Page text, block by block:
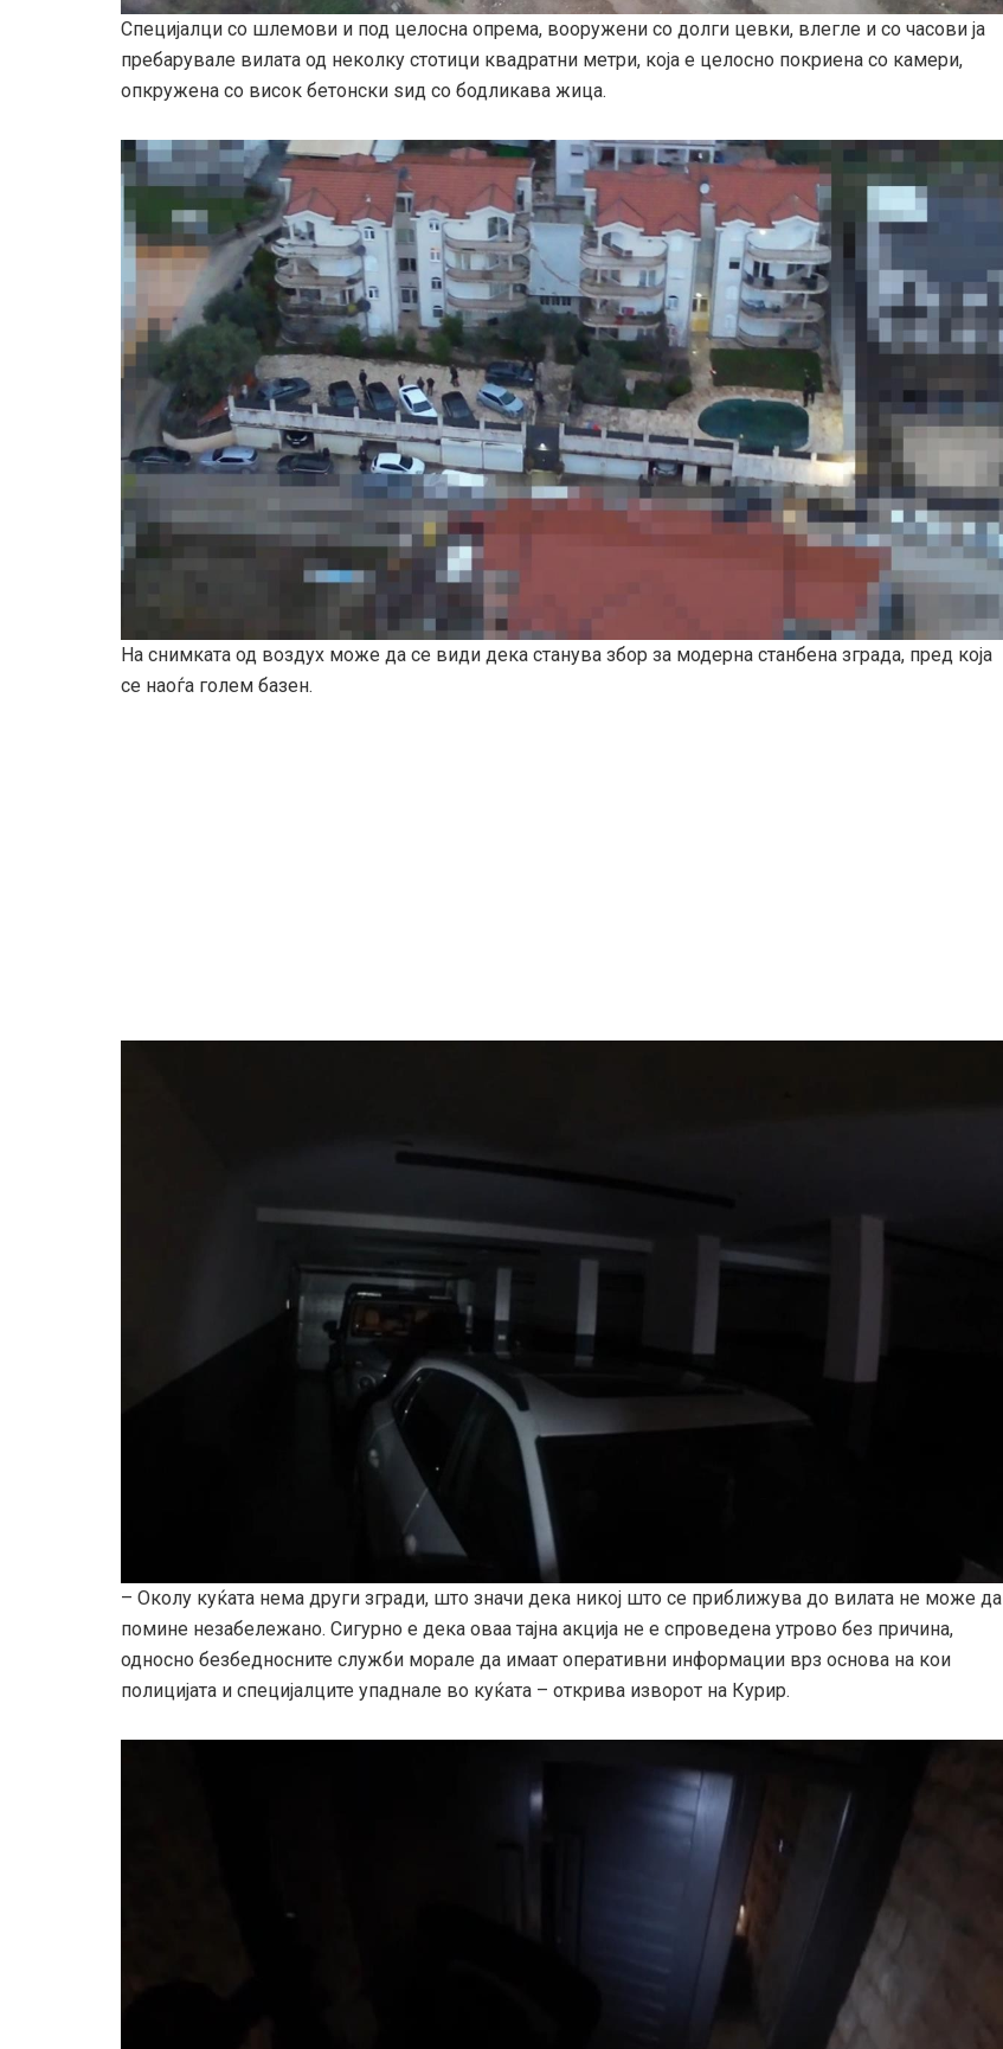
Специјалци со шлемови и под целосна опрема, вооружени со долги цевки, влегле и со часови ја
пребарувале вилата од неколку стотици квадратни метри, која е целосно покриена со камери,
опкружена со висок бетонски ѕид со бодликава жица.
На снимката од воздух може да се види дека станува збор за модерна станбена зграда, пред која
се наоѓа голем базен.
– Околу куќата нема други згради, што значи дека никој што се приближува до вилата не може да
помине незабележано. Сигурно е дека оваа тајна акција не е спроведена утрово без причина,
односно безбедносните служби морале да имаат оперативни информации врз основа на кои
полицијата и специјалците упаднале во куќата – открива изворот на Курир.